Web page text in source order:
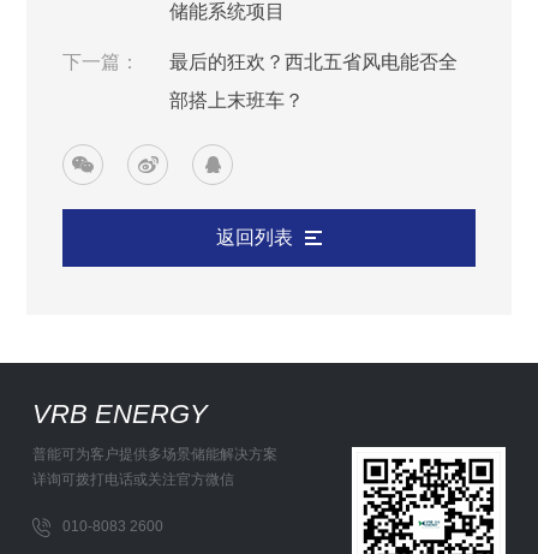
储能系统项目
下一篇：
最后的狂欢？西北五省风电能否全
部搭上末班车？
返回列表
VRB ENERGY
普能可为客户提供多场景储能解决方案
详询可拨打电话或关注官方微信
010-8083 2600